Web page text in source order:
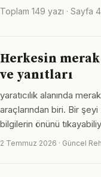
Toplam 149 yazı · Sayfa
Herkesin
ve yanıtları
yaratıcılık alanında
araçlarından biri. Bir
bilgilerin önünü
2 Temmuz 2026 · Güncel